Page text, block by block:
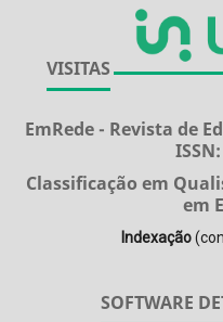
VISITAS
EmRede - Revista de
Classificação em
em
Indexação
SOFTWARE